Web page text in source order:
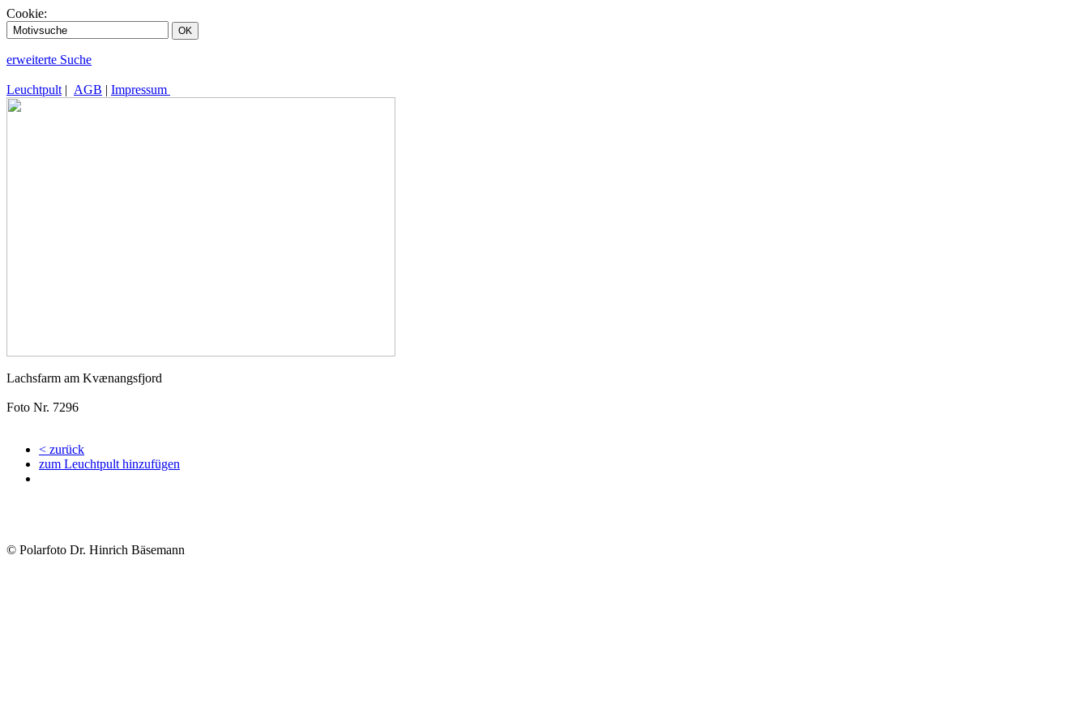
Cookie:
erweiterte Suche
Leuchtpult | AGB | Impressum
Lachsfarm am Kvænangsfjord
Foto Nr. 7296
< zurück
zum Leuchtpult hinzufügen
© Polarfoto Dr. Hinrich Bäsemann